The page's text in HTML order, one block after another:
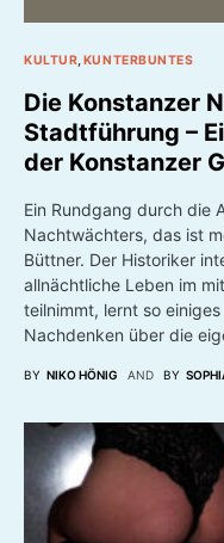
KULTUR KUNTERBUNTES
Die Konstanzer
Stadtführung –
der Konstanzer
Ein Rundgang durch die
Nachtwächters, das ist
Büttner. Der Historiker
allnächtliche Leben im
teilnimmt, lernt so
Nachdenken über die
BY NIKO HÖNIG AND BY